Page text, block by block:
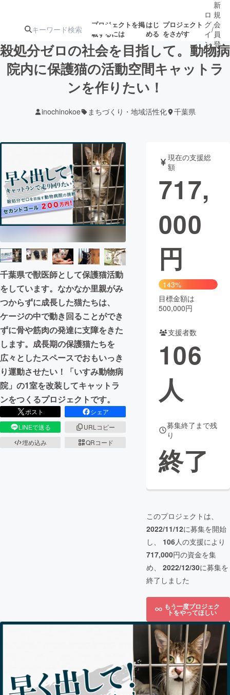
プロジェクトを掲
載するには
はじ
める
プロジェクト
をさがす
注目のリ 注目の新着プロ
ジェクト
募集終了が近いプ
テクノロジー・ガジェット
映像・映画 書籍・雑誌
ビジネス・起業 チャレンジ
まちづくり・地域活性化
CAMPFIRE for Social Good
CAMPFIRE Creation
CAMPFIREふるさと納税
コミュニティ
ロ
グ
イ
ン
/
新
規
会
員
登
録
殺処分ゼロの社会を目指して。動物病
院内に保護猫の活動空間キャットラ
ンを作りたい！
inochinokoe まちづくり・地域活性化 千葉県
千葉県で獣医師として保護猫活動
をしています。なかなか里親がみ
つからずに成長した猫たちは、
ケージの中で動き回ることができ
ずに骨や筋肉の発達に支障をきた
します。成長期の保護猫たちを
広々としたスペースでおもいっき
り運動させたい！「いすみ動物病
院」の1室を改装してキャットラ
ンをつくるプロジェクトです。
ポスト
シェア
LINEで送る
URLコピー
埋め込み
QRコード
現在の支援総
額
717,
000
円
143%
目標金額は
500,000円
支援者数
106
人
募集終了まで残
り
終了
このプロジェクトは、
2022/11/12に募集を開始
し、 106人の支援により
717,000円の資金を集
め、 2022/12/30に募集を
終了しました
もう一度プロジェク
トをやってほしい